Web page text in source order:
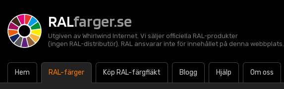
RALfarger.se
Utgiven av Whirlwind Internet. Vi säljer officiella RAL-produkter
(ingen RAL-distributör). RAL ansvarar inte för innehållet på denna webbplats.
Hem RAL-färger Köp RAL-färgfläkt Blogg Hjälp Om oss